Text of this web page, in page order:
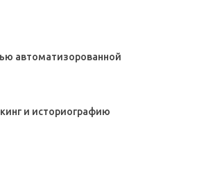
автоматизорованной
и историографию